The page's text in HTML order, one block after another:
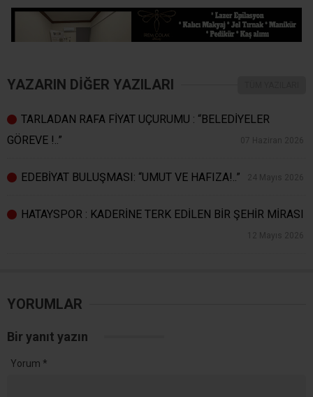
YAZARIN DİĞER YAZILARI
TARLADAN RAFA FİYAT UÇURUMU : “BELEDİYELER
GÖREVE !..”
07 Haziran 2026
EDEBİYAT BULUŞMASI: “UMUT VE HAFIZA!..” 24 Mayıs 2026
HATAYSPOR : KADERİNE TERK EDİLEN BİR ŞEHİR MİRASI
12 Mayıs 2026
YORUMLAR
Bir yanıt yazın
Yorum *